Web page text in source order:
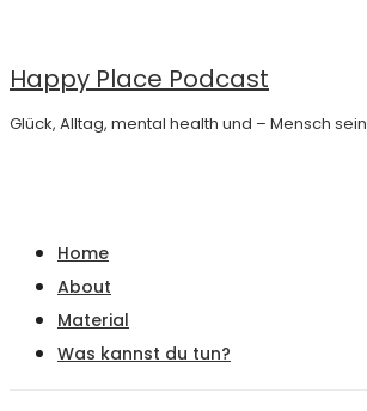
Inhalt
Happy Place Podcast
Glück, Alltag, mental health und – Mensch sein
Navigation
Home
About
Material
Was kannst du tun?